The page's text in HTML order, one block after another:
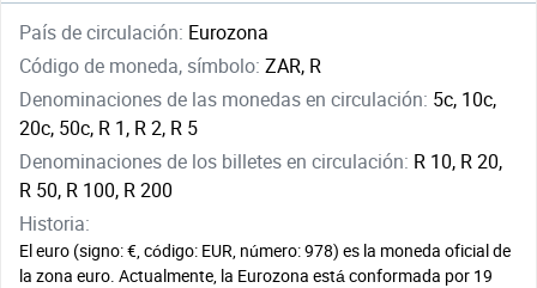
País de circulación: Eurozona
Código de moneda, símbolo: ZAR, R
Denominaciones de las monedas en circulación: 5c, 10c,
20c, 50c, R 1, R 2, R 5
Denominaciones de los billetes en circulación: R 10, R 20,
R 50, R 100, R 200
Historia:
El euro (signo: €, código: EUR, número: 978) es la moneda oficial de
la zona euro. Actualmente, la Eurozona está conformada por 19